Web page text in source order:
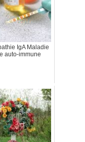
IgA Maladie
auto-immune